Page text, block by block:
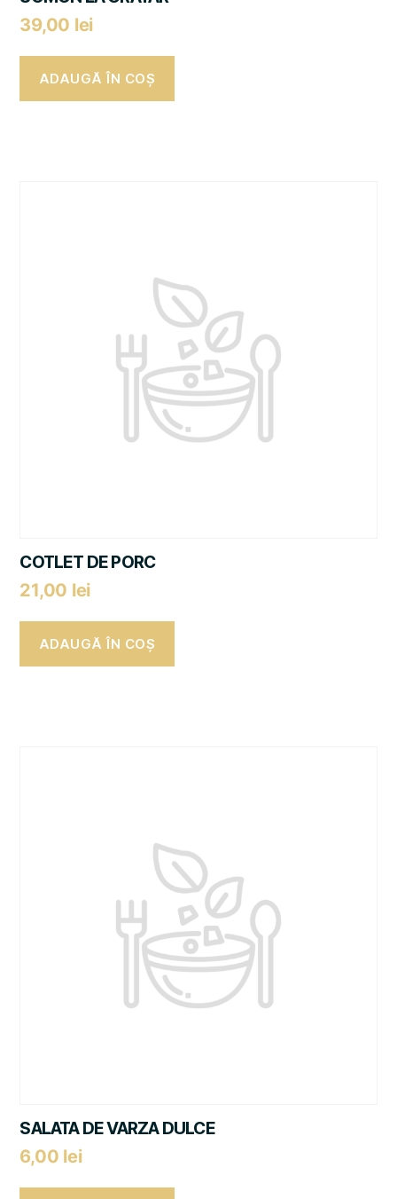
39,00 lei
ADAUGĂ ÎN COȘ
COTLET DE PORC
21,00 lei
ADAUGĂ ÎN COȘ
SALATA DE VARZA DULCE
6,00 lei